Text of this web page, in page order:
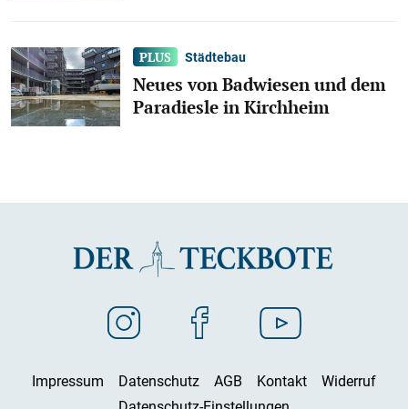
Städtebau
Neues von Badwiesen und dem
Paradiesle in Kirchheim
Impressum Datenschutz AGB Kontakt
Widerruf